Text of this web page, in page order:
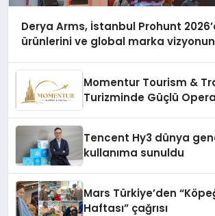
Derya Arms, İstanbul Prohunt
ürünlerini ve global marka
Momentur Tourism &
Turizminde Güçlü
Tencent Hy3 dünya
kullanıma sunuldu
Mars Türkiye’den
Haftası” çağrısı